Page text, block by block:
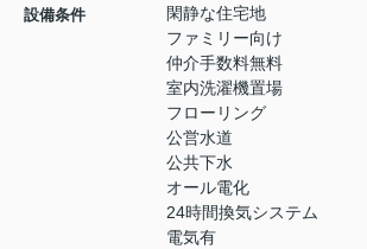
設備条件
閑静な住宅地
ファミリー向け
仲介手数料無料
室内洗濯機置場
フローリング
公営水道
公共下水
オール電化
24時間換気システム
電気有